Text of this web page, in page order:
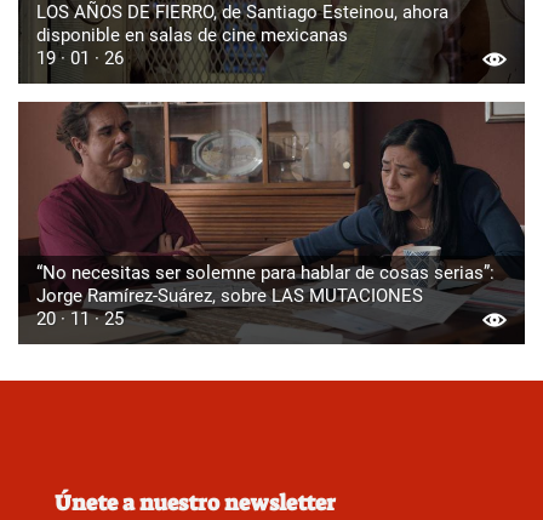
LOS AÑOS DE FIERRO, de Santiago Esteinou, ahora
disponible en salas de cine mexicanas
19 · 01 · 26
“No necesitas ser solemne para hablar de cosas serias”:
Jorge Ramírez-Suárez, sobre LAS MUTACIONES
20 · 11 · 25
Únete a nuestro newsletter